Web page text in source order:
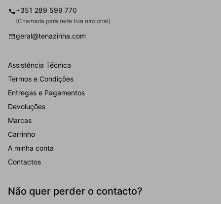
+351 289 599 770
(Chamada para rede fixa nacional)
geral@tenazinha.com
Assistência Técnica
Termos e Condições
Entregas e Pagamentos
Devoluções
Marcas
Carrinho
A minha conta
Contactos
Não quer perder o contacto?